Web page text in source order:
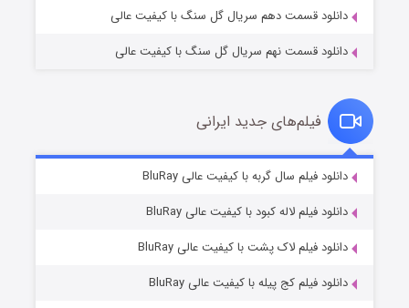
قسمت۷ (زیرنویس) منتشر شد
دانلود قسمت دهم سریال گل سنگ با کیفیت عالی
دانلود قسمت نهم سریال گل سنگ با کیفیت عالی
فیلم‌های جدید ایرانی
دانلود فیلم سال گربه با کیفیت عالی BluRay
دانلود فیلم لاله کبود با کیفیت عالی BluRay
دانلود فیلم لاک پشت با کیفیت عالی BluRay
دانلود فیلم کج‌ پیله با کیفیت عالی BluRay